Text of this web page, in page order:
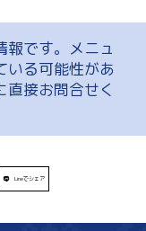
報です。メニュ
いる可能性があ
接お問合せく
Lineでシェア